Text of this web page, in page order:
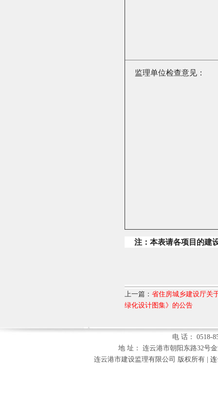
监理单位检查意见：
注：本表请各项目的建
上一篇： 省住房城乡建设厅关
绿化设计图集》的公告
电 话： 0518-
地 址： 连云港市朝阳东路32号
连云港市建设监理有限公司 版权所有 |